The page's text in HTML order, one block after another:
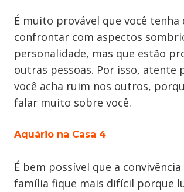
É muito provável que você tenha
confrontar com aspectos
personalidade, mas que estão
outras pessoas. Por isso, atente
você acha ruim nos outros,
falar muito sobre você.
Aquário na Casa 4
É bem possível que a
família fique mais difícil porque